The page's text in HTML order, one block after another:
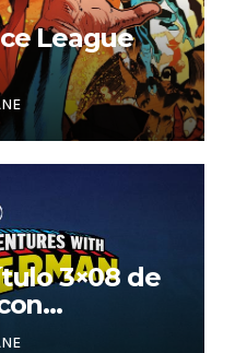
League
3×08 de